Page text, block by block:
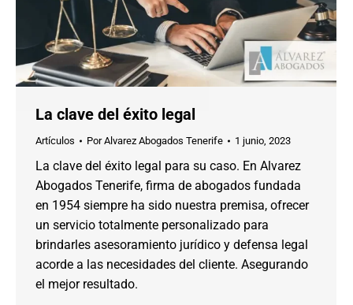
La clave del éxito legal
Artículos PorAlvarez Abogados Tenerife 1 junio, 2023
La clave del éxito legal para su caso. En Alvarez
Abogados Tenerife, firma de abogados fundada
en 1954 siempre ha sido nuestra premisa, ofrecer
un servicio totalmente personalizado para
brindarles asesoramiento jurídico y defensa legal
acorde a las necesidades del cliente. Asegurando
el mejor resultado.